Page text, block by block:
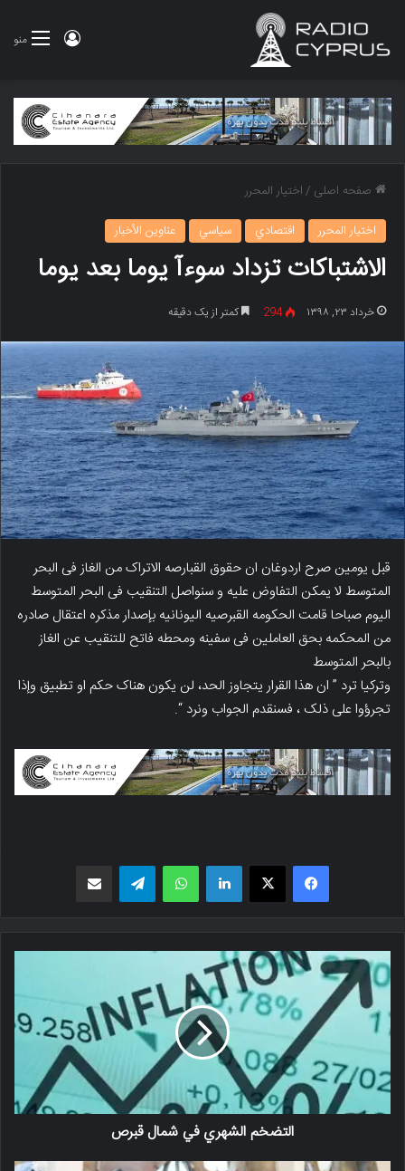
منو ورود
صفحه اصلی /اختيار المحرر
اختيار المحرر
اقتصادي سياسي عناوين الأخبار
الاشتباکات تزداد سوءآ یوما بعد یوما
خرداد ۲۳, ۱۳۹۸ 294 کمتر از یک دقیقه
قبل یومین صرح اردوغان ان حقوق القبارصه الاتراک من الغاز فی البحر
المتوسط لا یمکن التفاوض علیه و سنواصل التنقیب فی البحر المتوسط
الیوم صباحا قامت الحکومه القبرصیه الیونانیه بإصدار مذکره اعتقال صادره
من المحکمه بحق العاملین فی سفینه ومحطه فاتح للتنقیب عن الغاز
بالبحر المتوسط
وترکیا ترد ” ان هذا القرار یتجاوز الحد، لن یکون هناک حکم او تطبیق وإذا
تجرؤوا على ذلک ، فسنقدم الجواب ونرد “.
فیسبوک X لینکدین واتس اپ
التضخم الشهري في شمال قبرص